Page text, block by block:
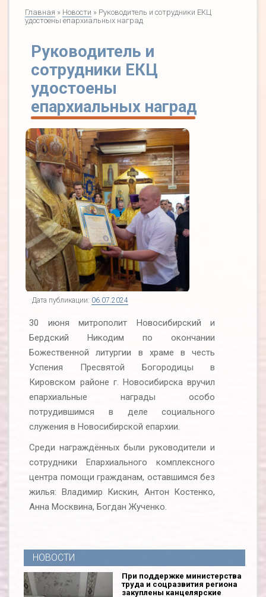
Главная » Новости » Руководитель и сотрудники ЕКЦ
удостоены епархиальных наград
Руководитель и
сотрудники ЕКЦ
удостоены
епархиальных наград
Дата публикации: 06.07.2024
30 июня митрополит Новосибирский и
Бердский Никодим по окончании
Божественной литургии в храме в честь
Успения Пресвятой Богородицы в
Кировском районе г. Новосибирска вручил
епархиальные награды особо
потрудившимся в деле социального
служения в Новосибирской епархии.
Среди награждённых были руководители и
сотрудники Епархиального комплексного
центра помощи гражданам, оставшимся без
жилья: Владимир Кискин, Антон Костенко,
Анна Москвина, Богдан Жученко.
НОВОСТИ
При поддержке министерства
труда и соцразвития региона
закуплены канцелярские